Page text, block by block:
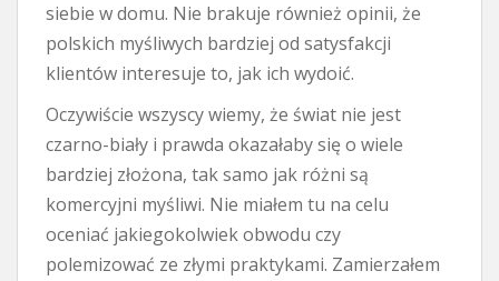
siebie w domu. Nie brakuje również opinii, że
polskich myśliwych bardziej od satysfakcji
klientów interesuje to, jak ich wydoić.
Oczywiście wszyscy wiemy, że świat nie jest
czarno-biały i prawda okazałaby się o wiele
bardziej złożona, tak samo jak różni są
komercyjni myśliwi. Nie miałem tu na celu
oceniać jakiegokolwiek obwodu czy
polemizować ze złymi praktykami. Zamierzałem